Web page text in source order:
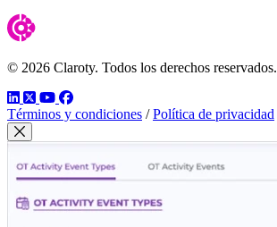
© 2026 Claroty. Todos los derechos reservados.
LinkedIn
TwitterYouTube
Facebook
Términos y condiciones / Política de privacidad
Cerrar modal